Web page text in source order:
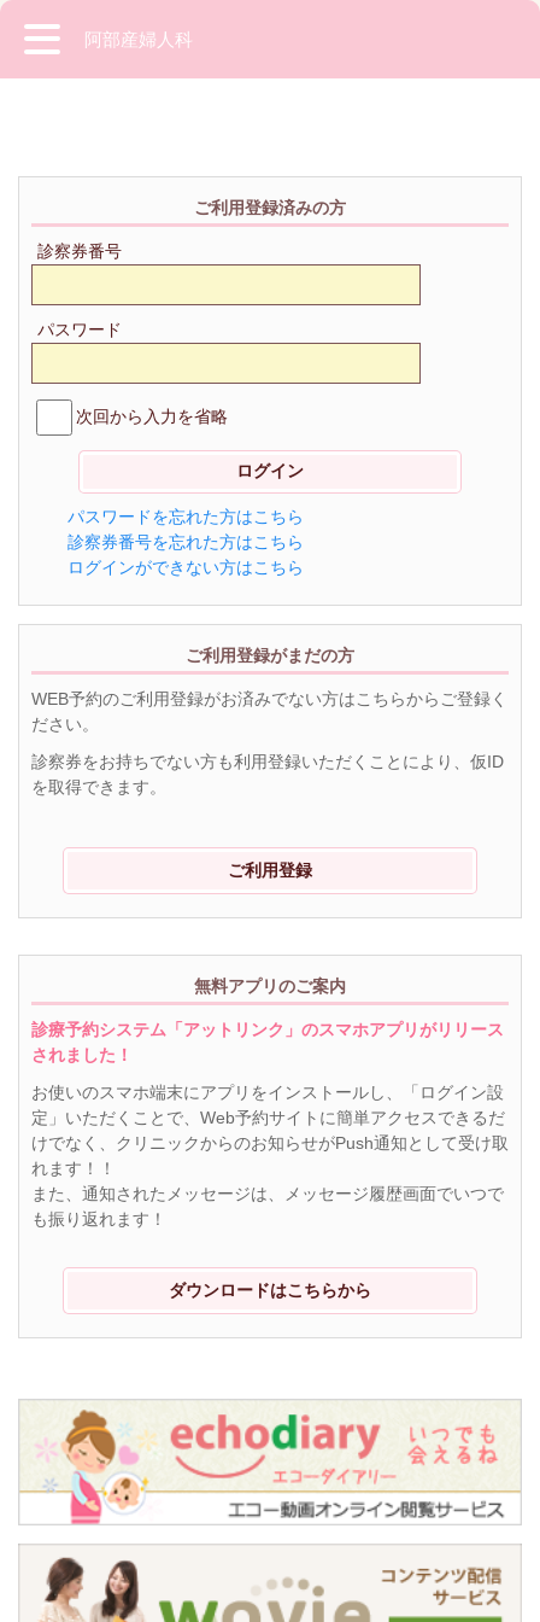
阿部産婦人科
ご利用登録済みの方
診察券番号
パスワード
次回から入力を省略
パスワードを忘れた方はこちら
診察券番号を忘れた方はこちら
ログインができない方はこちら
ご利用登録がまだの方
WEB予約のご利用登録がお済みでない方はこちらからご登録く
ださい。
診察券をお持ちでない方も利用登録いただくことにより、仮ID
を取得できます。
ご利用登録
無料アプリのご案内
診療予約システム「アットリンク」のスマホアプリがリリース
されました！
お使いのスマホ端末にアプリをインストールし、「ログイン設
定」いただくことで、Web予約サイトに簡単アクセスできるだ
けでなく、クリニックからのお知らせがPush通知として受け取
れます！！
また、通知されたメッセージは、メッセージ履歴画面でいつで
も振り返れます！
ダウンロードはこちらから